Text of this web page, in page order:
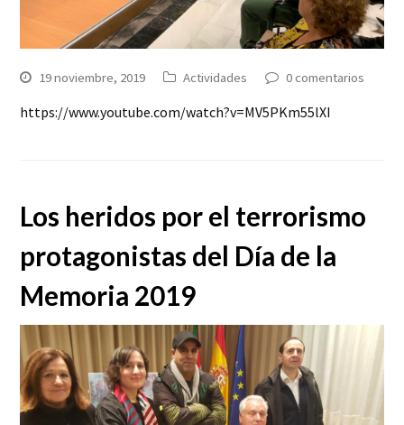
19 noviembre, 2019 Actividades 0 comentarios
https://www.youtube.com/watch?v=MV5PKm55lXI
Los heridos por el terrorismo
protagonistas del Día de la
Memoria 2019